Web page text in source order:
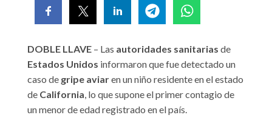
DOBLE LLAVE – Las autoridades sanitarias de
Estados Unidos informaron que fue detectado un
caso de gripe aviaren un niño residente en el estado
de California, lo que supone el primer contagio de
un menor de edad registrado en el país.